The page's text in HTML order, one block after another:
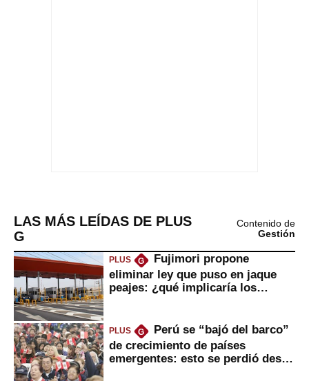
LAS MÁS LEÍDAS DE PLUS
G
Contenido de
Gestión
PLUS G
Fujimori propone
eliminar ley que puso en jaque
peajes: ¿qué implicaría los
PLUS G
Perú se “bajó del barco”
de crecimiento de países
emergentes: esto se perdió desde